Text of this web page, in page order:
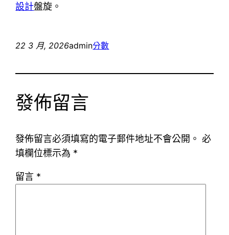
設計盤旋。
22 3 月, 2026admin分數
發佈留言
發佈留言必須填寫的電子郵件地址不會公開。 必
填欄位標示為 *
留言 *